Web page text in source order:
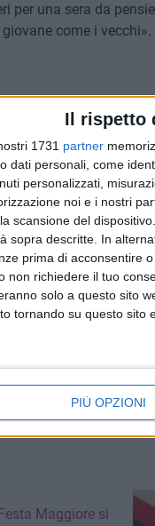
Il rispetto
1731 partner
dati personali, come
personalizzati,
noi e i nostri
scansione del
sopra descritte. In
prima di acconsentire
non richiedere il tuo
solo a questo sito
tornando su questo sito
PIÙ OPZIONI
per una sera da
come i vecchi».
a. a. 2025 –
Maggiore si